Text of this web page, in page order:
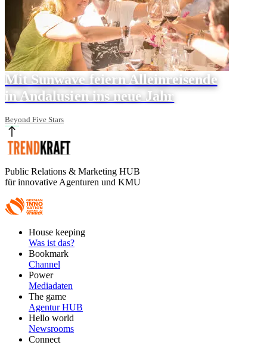
Mit Sunwave feiern Alleinreisende
in Andalusien ins neue Jahr
Beyond Five Stars
Public Relations & Marketing HUB
für innovative Agenturen und KMU
FooterHouse keeping
Was ist das?
Bookmark
Channel
Power
Mediadaten
The game
Agentur HUB
Hello world
Newsrooms
Connect